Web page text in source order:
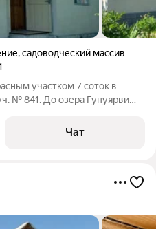
,садоводческий массив
участком 7 соток в
№ 841. До озера Гупуярви
3 км. Кадастровый
Чат